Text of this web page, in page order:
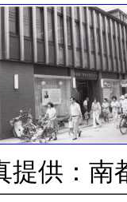
提供：南